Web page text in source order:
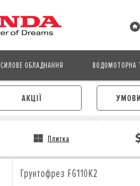
СИЛОВЕ ОБЛАДНАННЯ ВОДОМОТОРНА
АКЦІЇ
КРЕДИТ
СТРАХУВАННЯ
Плитка
Грунтофрез FG110K2